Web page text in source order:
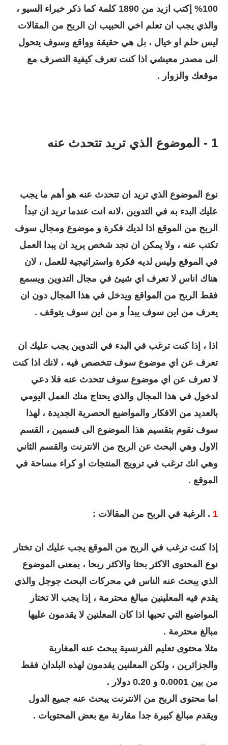
100% إكتب ازيد من 1890 كلمة كما ذكر خبراء السيو ،
والذي يجب ان تعلم اخي الحبيب ان الربح من المقالات
ليس حلم او خيال ، بل هي حقيقة وواقع وسوف يتحول
الى مصدر معيشي اذا كنت تعرف كيفية التصرف مع
موقعك والزوار .
1 - الموضوع الذي تريد تتحدث عنه
نوع الموضوع الذي تريد ان تتحدث عنه هو أهم ما يجب
عليك البدء به في التدوين ،لانه انت عندما تريد ان تبدأ
الربح من الموقع اذا لديك فكرة و موضوع ومجال سوف
تكتب عنه ، ولا يمكن ان تجد شخص يريد ان يبدا العمل
في الموقع وليس لديه فكرة واستراتيجية للعمل ، لان
هناك اناس لا تعرف اي شيئ في مجال التدوين ويسمع
فقط الربح من المواقع ويدخل في هذا المجال دون ان
يعرف من اين سوف يبدأ و من اين سوف يتوقف .
اذا ، إذا كنت ترغب في البدء في التدوين يجب عليك ان
تعرف عن اي موضوع سوف تتخصص فيه ، لانك اذا كنت
لا تعرف عن اي موضوع سوف تتحدث عنه فلا دعي
لدخول في هذا المجال والذي يحتاج منك العمل اليومي
بالعديد من الافكار والمواضيع الحصرية الجديدة ، لهذا
سوف نقوم بتقسيم هذا الموضوع الى قسمين ، القسم
الاول وهي البحث عن الربح من الانترنت والقسم الثاني
وهي انك ترغب في ترويج المنتجات او كراء مساحة في
الموقع .
1 . الرغبة في الربح من المقالات :
إذا كنت ترغب في الربح من الموقع يجب عليك ان تختار
نوع المحتوى الاكثر بحثا والاكثر ربحا ، بمعنى الموضوع
الذي يبحث عنه الناس في محركات البحث جوجل والذي
يقدم فيه المعلينين مبالغ محترمة ، إذا يجب الا تختار
المواضيع التي تحبها اذا كان المعلنين لا يقدمون عليها
مبالغ محترمة .
مثلا محتوى تعليم الفرنسية يبحث عنه المغاربة
والجزائرين ، ولكن المعلنين يقدمون لهذه البلدان فقط
من بين 0.0001 و 0.20 دولار .
اما محتوى الربح من الانترنت يبحث عنه جميع الدول
ويقدم مبالغ كبيرة جدا مقارنة مع بعض المحتويات .